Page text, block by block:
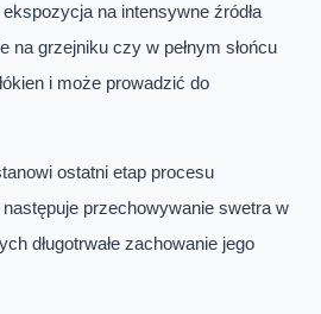
na intensywne źródła
na grzejniku czy w pełnym słońcu
i może prowadzić do
ostatni etap procesu
przechowywanie swetra w
długotrwałe zachowanie jego